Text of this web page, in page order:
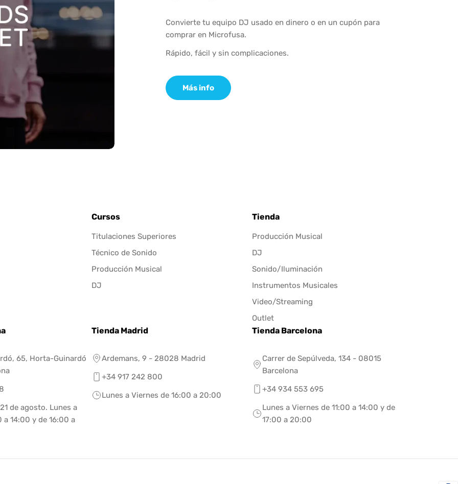
Convierte tu equipo DJ usado en dinero o en un cupón para
comprar en Microfusa.
Rápido, fácil y sin complicaciones.
Más info
Cursos
Titulaciones Superiores
Técnico de Sonido
Producción Musical
DJ
Tienda
Producción Musical
DJ
Sonido/Iluminación
Instrumentos Musicales
Video/Streaming
Outlet
65, Horta-Guinardó
de agosto. Lunes a
a 14:00 y de 16:00 a
Tienda Madrid
Ardemans, 9 - 28028 Madrid
+34 917 242 800
Lunes a Viernes de 16:00 a 20:00
Tienda Barcelona
Carrer de Sepúlveda, 134 - 08015
Barcelona
+34 934 553 695
Lunes a Viernes de 11:00 a 14:00 y de
17:00 a 20:00